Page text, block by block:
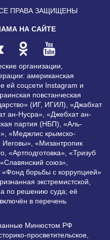
ПРАВА ЗАЩИЩЕНЫ
НА САЙТЕ
организации,
американская
ей соцсети Instagram и
повстанческая
(ИГ, ИГИЛ), «Джабхат
ан-Нусра», «Джебхат ан-
партия (НБП), «Аль-
«Меджлис крымско-
Иеговы», «Мизантропик
«Артподготовка», «Тризуб
союз»,
борьбы с коррупцией»
экстремистской,
по решению суда; её
в перечень
Минюстом РФ
просветительское,